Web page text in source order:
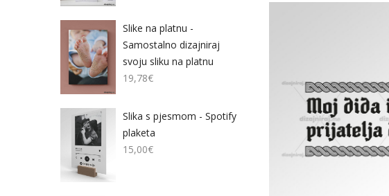
Slike na platnu -
Samostalno dizajniraj
svoju sliku na platnu
19,78€
Slika s pjesmom - Spotify
plaketa
15,00€